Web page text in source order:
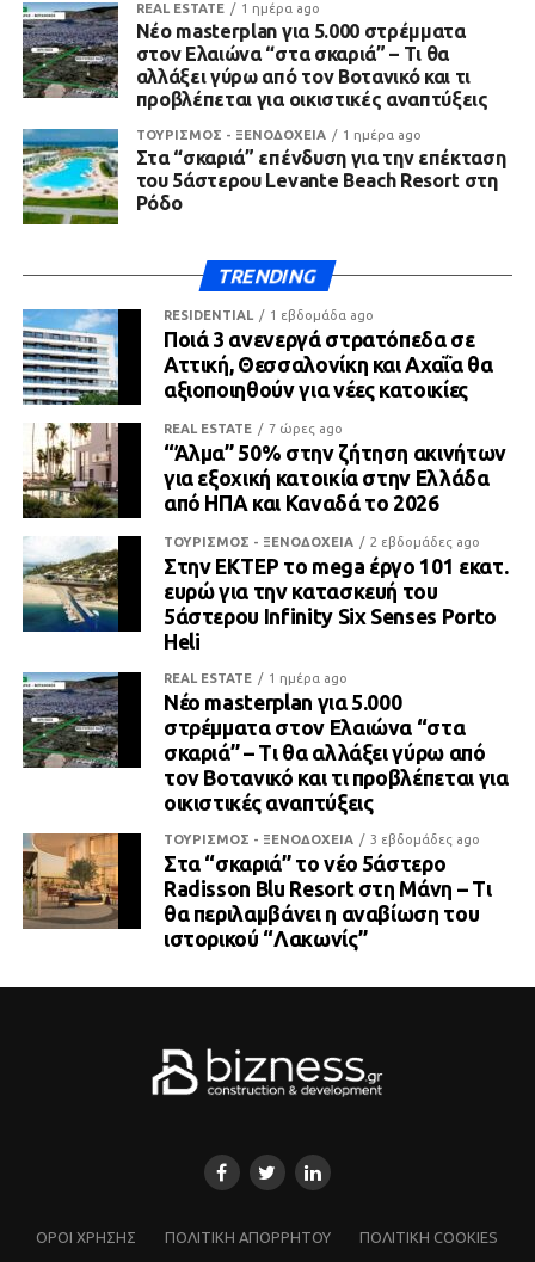
REAL ESTATE 1 ημέρα ago
Νέο masterplan για 5.000 στρέμματα
στον Ελαιώνα “στα σκαριά” – Τι θα
αλλάξει γύρω από τον Βοτανικό και τι
προβλέπεται για οικιστικές αναπτύξεις
ΤΟΥΡΙΣΜΟΣ - ΞΕΝΟΔΟΧΕΙΑ 1 ημέρα ago
Στα “σκαριά” επένδυση για την επέκταση
του 5άστερου Levante Beach Resort στη
Ρόδο
TRENDING
RESIDENTIAL 1 εβδομάδα ago
Ποιά 3 ανενεργά στρατόπεδα σε
Αττική, Θεσσαλονίκη και Αχαΐα θα
αξιοποιηθούν για νέες κατοικίες
REAL ESTATE 7 ώρες ago
“Άλμα” 50% στην ζήτηση ακινήτων
για εξοχική κατοικία στην Ελλάδα
από ΗΠΑ και Καναδά το 2026
ΤΟΥΡΙΣΜΟΣ - ΞΕΝΟΔΟΧΕΙΑ 2 εβδομάδες ago
Στην ΕΚΤΕΡ το mega έργο 101 εκατ.
ευρώ για την κατασκευή του
5άστερου Infinity Six Senses Porto
Heli
REAL ESTATE 1 ημέρα ago
Νέο masterplan για 5.000
στρέμματα στον Ελαιώνα “στα
σκαριά” – Τι θα αλλάξει γύρω από
τον Βοτανικό και τι προβλέπεται για
οικιστικές αναπτύξεις
ΤΟΥΡΙΣΜΟΣ - ΞΕΝΟΔΟΧΕΙΑ 3 εβδομάδες ago
Στα “σκαριά” το νέο 5άστερο
Radisson Blu Resort στη Μάνη – Τι
θα περιλαμβάνει η αναβίωση του
ιστορικού “Λακωνίς”
ΌΡΟΙ ΧΡΗΣΗΣ ΠΟΛΙΤΙΚΗ ΑΠΟΡΡΗΤΟΥ ΠΟΛΙΤΙΚΗ COOKIES